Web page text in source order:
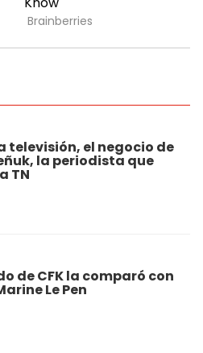
televisión, el negocio de
la periodista que
TN
de CFK la comparó con
Le Pen